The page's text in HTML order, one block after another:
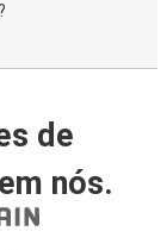
de
nós.